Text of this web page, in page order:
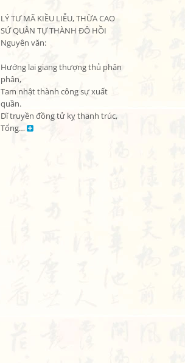
LÝ TƯ MÃ KIỀU LIỄU, THỪA CAO
SỨ QUÂN TỰ THÀNH ĐÔ HỒI
Nguyên văn:
Hướng lai giang thượng thủ phân
phân,
Tam nhật thành công sự xuất
quần.
Dĩ truyền đồng tử kỵ thanh trúc,
Tổng…